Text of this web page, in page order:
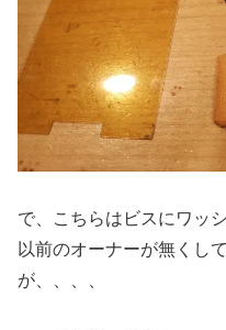
で、こちらはビスにワッ
以前のオーナーが無くし
が、、、、